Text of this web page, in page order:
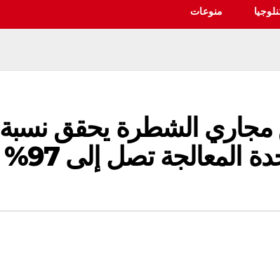
منوعات
الشطرة يحقق نسبة
تصل إلى 97%